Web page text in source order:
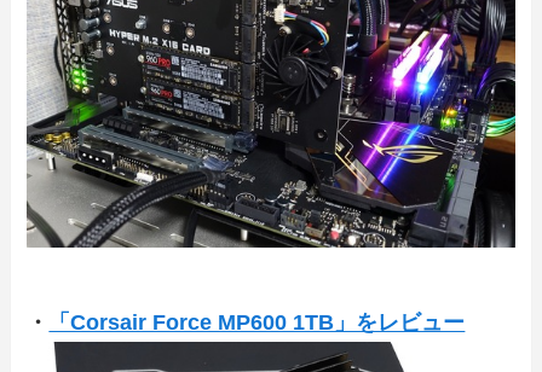
・ 「Corsair Force MP600 1TB」をレビュー